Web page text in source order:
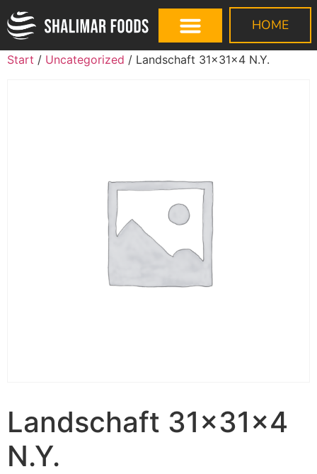
HOME
Start / Uncategorized / Landschaft 31x31x4 N.Y.
Landschaft 31x31x4
N.Y.